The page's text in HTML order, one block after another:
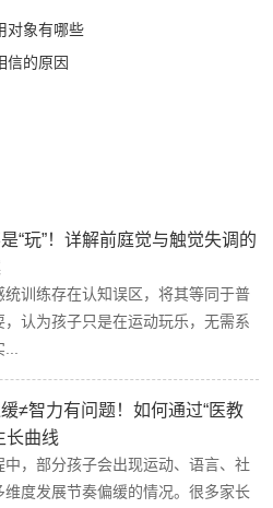
对象有哪些
信的原因
“玩”！详解前庭觉与触觉失调的
统训练存在认知误区，将其等同于普
，认为孩子只是在运动玩乐，无需系
≠智力有问题！如何通过“医教
长曲线
中，部分孩子会出现运动、语言、社
维度发展节奏偏缓的情况。很多家长